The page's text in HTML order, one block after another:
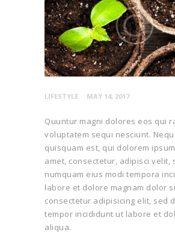
LIFESTYLE MAY 14, 2017
Quuntur magni dolores eos qui
voluptatem sequi nesciunt.
quisquam est, qui dolorem
amet, consectetur, adipisci velit,
numquam eius modi tempora
labore et dolore magnam dolor
consectetur adipisicing elit, sed
tempor incididunt ut labore et
aliqua.